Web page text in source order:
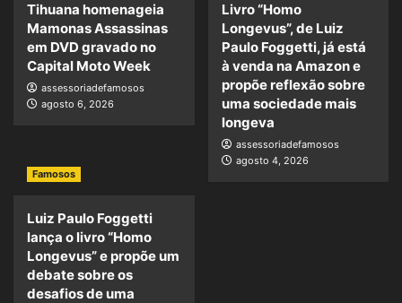
Tihuana homenageia
Mamonas Assassinas
em DVD gravado no
Capital Moto Week
assessoriadefamosos
agosto 6, 2026
Livro “Homo
Longevus”, de Luiz
Paulo Foggetti, já está
à venda na Amazon e
propõe reflexão sobre
uma sociedade mais
longeva
assessoriadefamosos
agosto 4, 2026
Famosos
Luiz Paulo Foggetti
lança o livro “Homo
Longevus” e propõe um
debate sobre os
desafios de uma